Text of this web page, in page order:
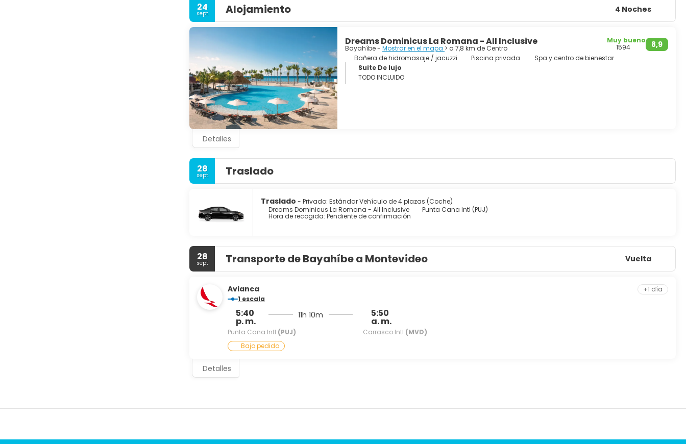
24
sept Alojamiento 4 Noches
Dreams Dominicus La Romana - All Inclusive
Bayahíbe - Mostrar en el mapa > a 7,8 km de Centro 8,9
Muy bueno
1594
Bañera de hidromasaje / jacuzzi
Piscina privada
Spa y centro de bienestar
Suite De lujo
TODO INCLUIDO
Detalles
28
sept Traslado
Traslado - Privado: Estándar Vehículo de 4 plazas (Coche)
Dreams Dominicus La Romana - All Inclusive
Punta Cana Intl (PUJ)
Hora de recogida: Pendiente de confirmación
28
sept Transporte de Bayahíbe a Montevideo Vuelta
Avianca
1 escala
5:40
p. m.
Punta Cana Intl (PUJ)
11h 10m 5:50
a. m.
Carrasco Intl (MVD)
Bajo pedido
+1 día
Detalles